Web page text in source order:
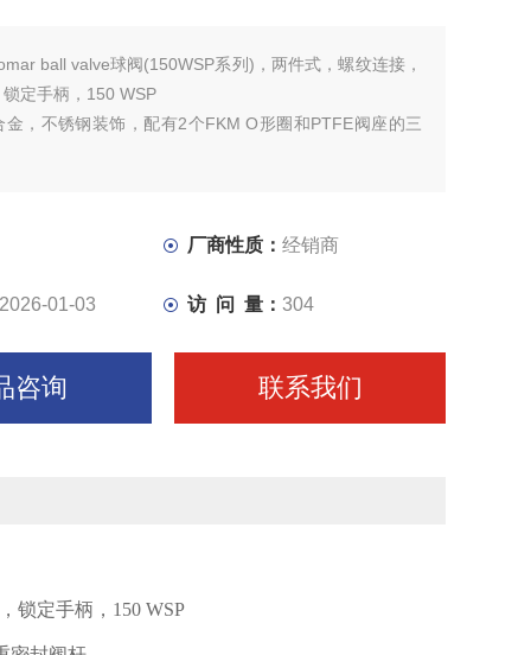
ball valve球阀(150WSP系列)，两件式，螺纹连接，
定手柄，150 WSP
金，不锈钢装饰，配有2个FKM O形圈和PTFE阀座的三
厂商性质： 经销商
2026-01-03 访 问 量： 304
咨询 联系我们
锁定手柄， 150 WSP